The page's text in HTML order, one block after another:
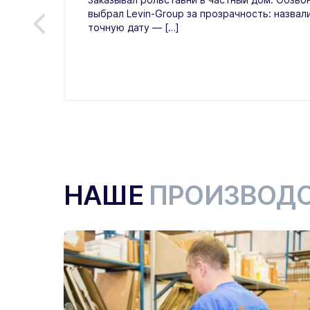
выбрал Levin-Group за прозрачность:
точную дату — […]
НАШЕ